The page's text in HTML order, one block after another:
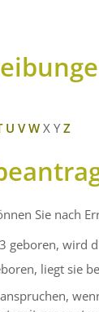
U V W X Y Z
Sie nach
geboren, wird
liegt sie